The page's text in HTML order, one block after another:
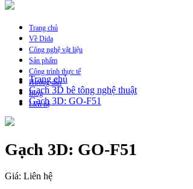
Trang chủ
Về Dida
Công nghệ vật liệu
Sản phẩm
Công trình thực tế
Hướng dẫn
Blog
Liên hệ
Trang chủ
Gạch 3D bê tông nghệ thuật
Gạch 3D: GO-F51
Gạch 3D: GO-F51
Giá: Liên hệ